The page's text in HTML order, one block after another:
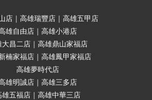
店｜高雄瑞豐店｜高雄五甲店
雄自由店｜高雄小港店
大昌二店｜高雄鼎山家福店
楠家福店｜高雄鳳甲家福店
高雄夢時代店
雄明誠店｜高雄三多店
雄五福店｜高雄中華三店